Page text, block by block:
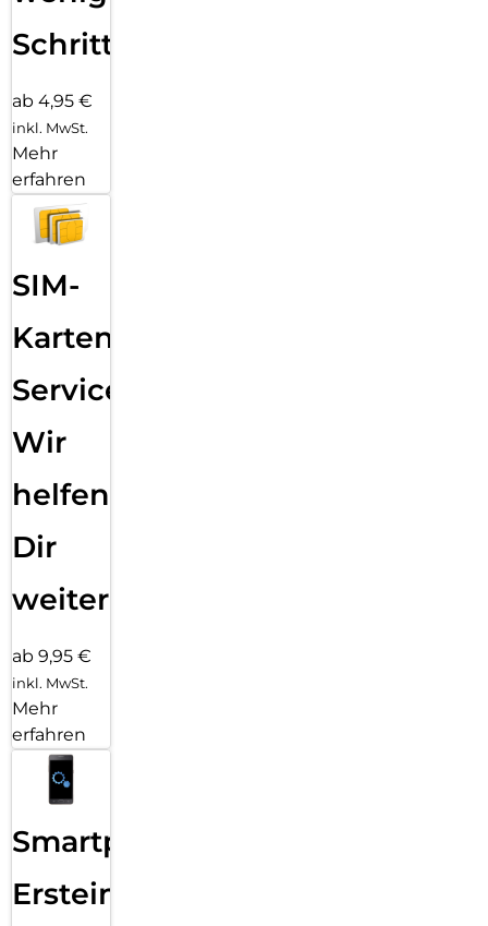
Schritten
ab 4,95 €
inkl. MwSt.
Mehr
erfahren
SIM-
Karten
Service:
Wir
helfen
Dir
weiter
ab 9,95 €
inkl. MwSt.
Mehr
erfahren
Smartphone
Ersteinrichtung